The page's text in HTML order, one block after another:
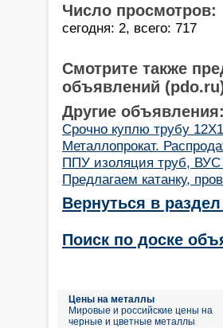
Число просмотров:
сегодня: 2, всего: 717
Смотрите также
объявлений
Другие объявления:
Срочно куплю трубу
Металлопрокат.
ППУ изоляция труб, ВУС
Предлагаем катанку,
Вернуться в
Поиск по доске
Цены на металлы
Мировые и российские цены на
черные и цветные металлы